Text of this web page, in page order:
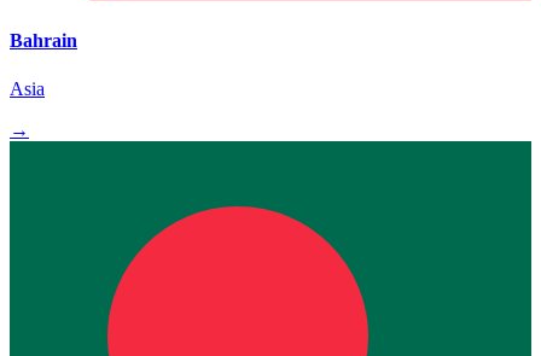
Bahrain
Asia
→